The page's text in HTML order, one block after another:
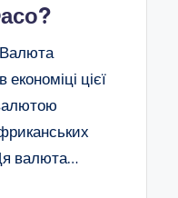
цієї
валюта…